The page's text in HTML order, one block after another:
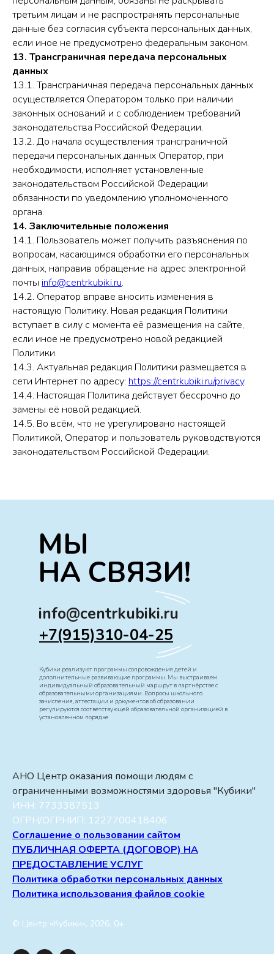
третьим лицам и не распространять персональные
данные без согласия субъекта персональных данных,
если иное не предусмотрено федеральным законом.
13. Трансграничная передача персональных
данных
13.1. Трансграничная передача персональных данных
осуществляется Оператором только при наличии
законных оснований и с соблюдением требований
законодательства Российской Федерации.
13.2. До начала осуществления трансграничной
передачи персональных данных Оператор, при
необходимости, исполняет установленные
законодательством Российской Федерации
обязанности по уведомлению уполномоченного
органа.
14. Заключительные положения
14.1. Пользователь может получить разъяснения по
вопросам, касающимся обработки его персональных
данных, направив обращение на адрес электронной
почты info@centrkubiki.ru.
14.2. Оператор вправе вносить изменения в
настоящую Политику. Новая редакция Политики
вступает в силу с момента её размещения на сайте,
если иное не предусмотрено новой редакцией
Политики.
14.3. Актуальная редакция Политики размещается в
сети Интернет по адресу: https://centrkubiki.ru/privacy.
14.4. Настоящая Политика действует бессрочно до
замены её новой редакцией.
14.5. Во всём, что не урегулировано настоящей
Политикой, Оператор и пользователь руководствуются
законодательством Российской Федерации.
МЫ
НА СВЯЗИ!
info@centrkubiki.ru
Кубики реализуют программы сопровождения детей и
дополнительные развивающие программы. Мы выстраиваем
индивидуальный образовательный маршрут в партнёрстве с
образовательными организациями. Вопросы школьного
зачисления, аттестации и документов об образовании
регулируются соответствующей образовательной организацией в
установленном порядке
+7(915)310-04-25
АНО Центр оказания помощи людям с
ограниченными возможностями здоровья "Кубики"
ИНН: 7733387513
ОГРН/ОГРНИП: 1227700418406
Соглашение о пользовании сайтом
ПУБЛИЧНАЯ ОФЕРТА (ДОГОВОР) НА
ПРЕДОСТАВЛЕНИЕ УСЛУГ
Политика обработки персональных данных
Политика использования файлов cookie
© Центр «Кубики», 2026. 0+